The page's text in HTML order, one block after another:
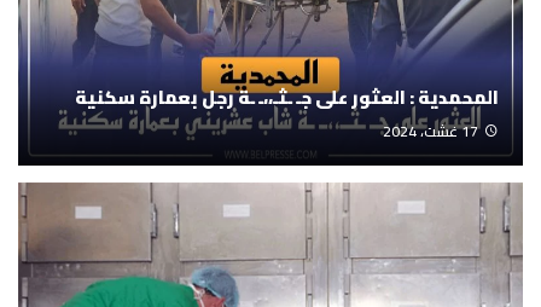
المحمدية : العثور على جـ ـثـ،،ـ ـة رجل بعمارة سكنية
17 غشت، 2024